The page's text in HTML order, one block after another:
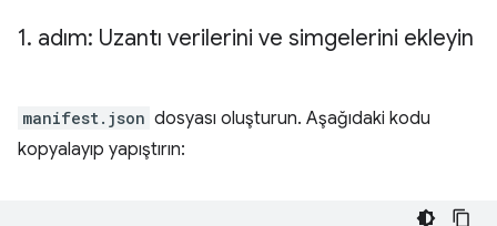
1. adım: Uzantı verilerini ve simgelerini ekleyin
manifest.json dosyası oluşturun. Aşağıdaki kodu
kopyalayıp yapıştırın: